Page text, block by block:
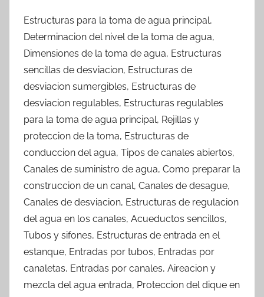
Estructuras para la toma de agua principal,
Determinacion del nivel de la toma de agua,
Dimensiones de la toma de agua, Estructuras
sencillas de desviacion, Estructuras de
desviacion sumergibles, Estructuras de
desviacion regulables, Estructuras regulables
para la toma de agua principal, Rejillas y
proteccion de la toma, Estructuras de
conduccion del agua, Tipos de canales abiertos,
Canales de suministro de agua, Como preparar la
construccion de un canal, Canales de desague,
Canales de desviacion, Estructuras de regulacion
del agua en los canales, Acueductos sencillos,
Tubos y sifones, Estructuras de entrada en el
estanque, Entradas por tubos, Entradas por
canaletas, Entradas por canales, Aireacion y
mezcla del agua entrada, Proteccion del dique en